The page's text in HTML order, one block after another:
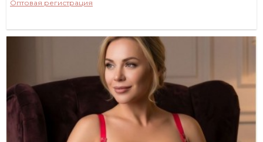
Оптовая регистрация